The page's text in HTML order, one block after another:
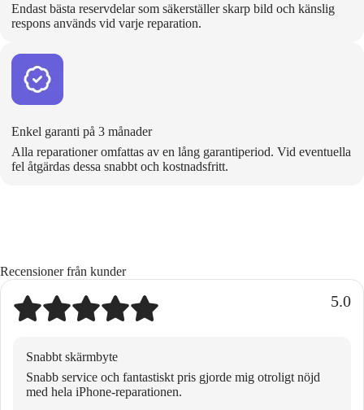
Endast bästa reservdelar som säkerställer skarp bild och känslig
respons används vid varje reparation.
Enkel garanti på 3 månader
Alla reparationer omfattas av en lång garantiperiod. Vid eventuella
fel åtgärdas dessa snabbt och kostnadsfritt.
Recensioner från kunder
5.0
Snabbt skärmbyte
Snabb service och fantastiskt pris gjorde mig otroligt nöjd
med hela iPhone-reparationen.